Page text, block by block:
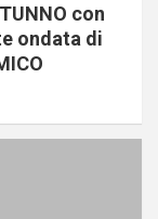
con
ondata di